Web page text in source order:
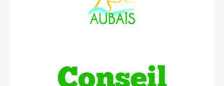
Elections